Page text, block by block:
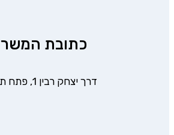
כתובת
דרך יצחק רבין 1, פתח תקווה